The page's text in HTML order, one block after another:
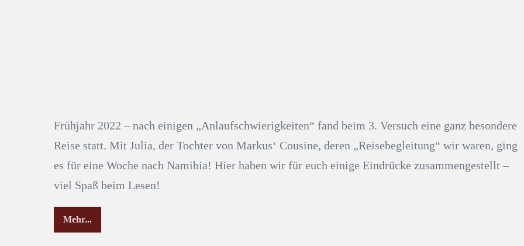
Frühjahr 2022 – nach einigen „Anlaufschwierigkeiten“ fand beim 3. Versuch eine ganz besondere
Reise statt. Mit Julia, der Tochter von Markus‘ Cousine, deren „Reisebegleitung“ wir waren, ging
es für eine Woche nach Namibia! Hier haben wir für euch einige Eindrücke zusammengestellt –
viel Spaß beim Lesen!
Mehr...